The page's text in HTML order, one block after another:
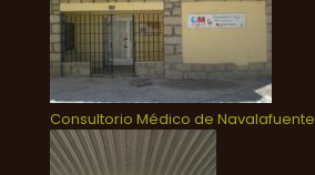
Consultorio Médico de Navalafuente